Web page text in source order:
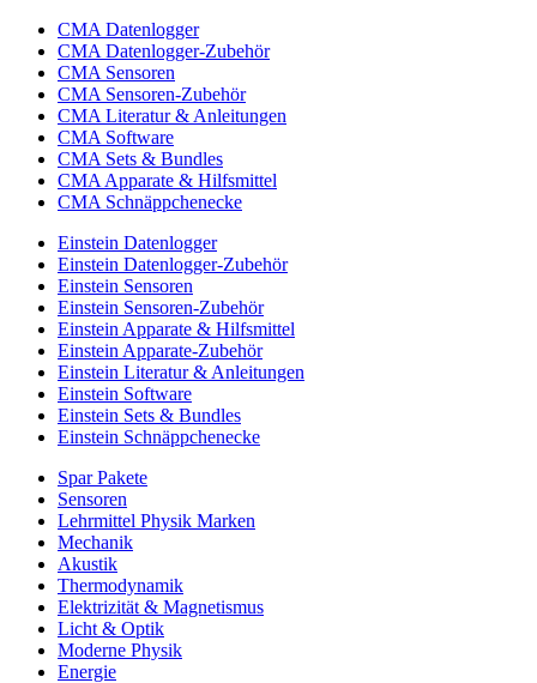
CMA Datenlogger
CMA Datenlogger-Zubehör
CMA Sensoren
CMA Sensoren-Zubehör
CMA Literatur & Anleitungen
CMA Software
CMA Sets & Bundles
CMA Apparate & Hilfsmittel
CMA Schnäppchenecke
Einstein Datenlogger
Einstein Datenlogger-Zubehör
Einstein Sensoren
Einstein Sensoren-Zubehör
Einstein Apparate & Hilfsmittel
Einstein Apparate-Zubehör
Einstein Literatur & Anleitungen
Einstein Software
Einstein Sets & Bundles
Einstein Schnäppchenecke
Spar Pakete
Sensoren
Lehrmittel Physik Marken
Mechanik
Akustik
Thermodynamik
Elektrizität & Magnetismus
Licht & Optik
Moderne Physik
Energie